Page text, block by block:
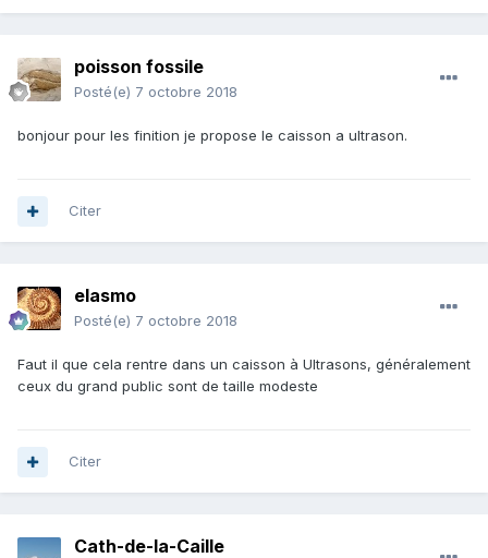
poisson fossile
Posté(e) 7 octobre 2018
bonjour pour les finition je propose le caisson a ultrason.
Citer
elasmo
Posté(e) 7 octobre 2018
Faut il que cela rentre dans un caisson à Ultrasons, généralement
ceux du grand public sont de taille modeste
Citer
Cath-de-la-Caille